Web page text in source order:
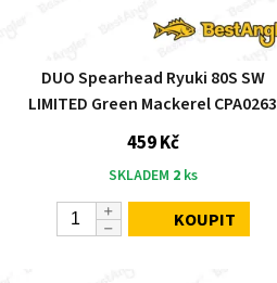
DUO Spearhead Ryuki 80S SW
LIMITED Green Mackerel CPA0263
459 Kč
SKLADEM 2 ks
KOUPIT